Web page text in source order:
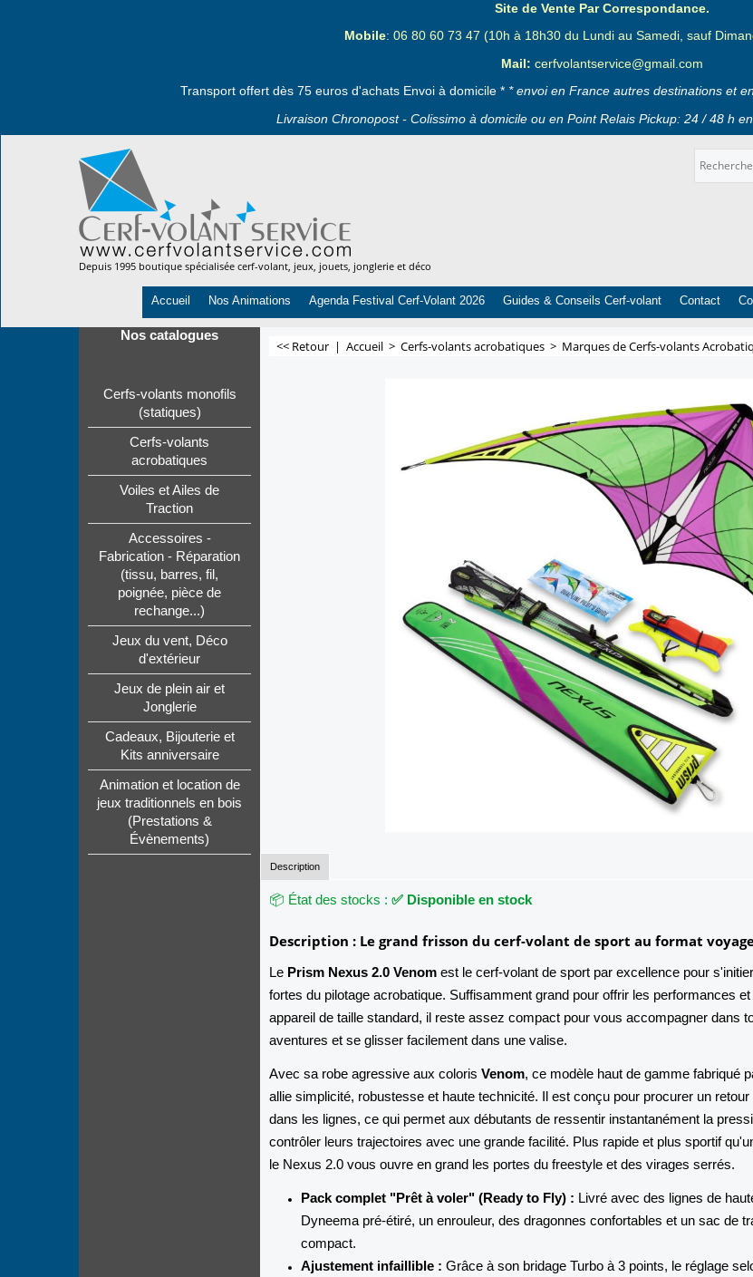
Site de Vente Par Correspondance.
Mobile: 06 80 60 73 47 (10h à 18h30 du Lundi au Samedi, sauf
Mail: cerfvolantservice@gmail.com
Transport offert dès 75 euros d'achats Envoi à domicile * * envoi en France autres destinations et
Livraison Chronopost - Colissimo à domicile ou en Point Relais Pickup: 24 / 48 h
Depuis 1995 boutique spécialisée cerf-volant, jeux, jouets, jonglerie et déco
Accueil Nos Animations Agenda Festival Cerf-Volant 2026 Guides & Conseils Cerf-volant Contact
Nos catalogues
Cerfs-volants monofils
(statiques)
Cerfs-volants
acrobatiques
Voiles et Ailes de
Traction
Accessoires -
Fabrication - Réparation
(tissu, barres, fil,
poignée, pièce de
rechange...)
Jeux du vent, Déco
d'extérieur
Jeux de plein air et
Jonglerie
Cadeaux, Bijouterie et
Kits anniversaire
Animation et location de
jeux traditionnels en bois
(Prestations &
Évènements)
<< Retour | Accueil > Cerfs-volants acrobatiques > Marques de Cerfs-volants
Description
📦 État des stocks : ✅ Disponible en stock
Description : Le grand frisson du cerf-volant de sport au format
Le Prism Nexus 2.0 Venom est le cerf-volant de sport par excellence pour
fortes du pilotage acrobatique. Suffisamment grand pour offrir les performances
appareil de taille standard, il reste assez compact pour vous accompagner dans
aventures et se glisser facilement dans une valise.
Avec sa robe agressive aux coloris Venom, ce modèle haut de gamme fabriqué
allie simplicité, robustesse et haute technicité. Il est conçu pour procurer un
dans les lignes, ce qui permet aux débutants de ressentir instantanément la
contrôler leurs trajectoires avec une grande facilité. Plus rapide et plus sportif
le Nexus 2.0 vous ouvre en grand les portes du freestyle et des virages serrés.
Pack complet "Prêt à voler" (Ready to Fly) : Livré avec des lignes de
Dyneema pré-étiré, un enrouleur, des dragonnes confortables et un sac de
compact.
Ajustement infaillible : Grâce à son bridage Turbo à 3 points, le réglage